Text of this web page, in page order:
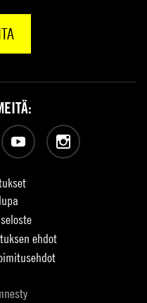
ehdot
Instagram